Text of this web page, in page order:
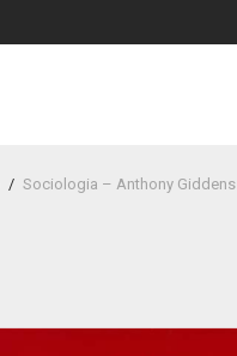
/ Sociologia – Anthony Giddens